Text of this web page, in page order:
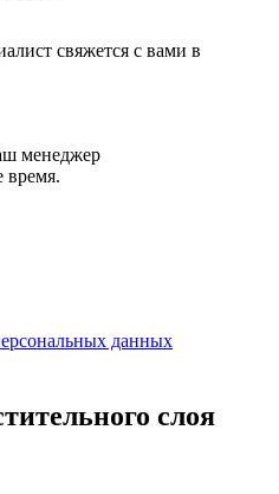
свяжется с вами в
менеджер
время.
данных
слоя